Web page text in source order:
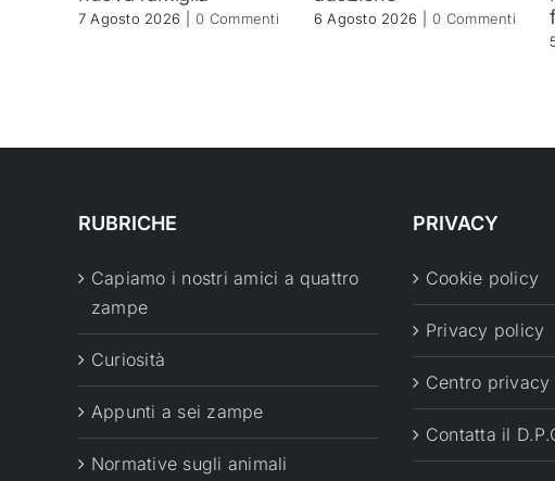
7 Agosto 2026 0 Commenti 6 Agosto 2026 0 Commenti
RUBRICHE
Capiamo i nostri amici a quattro
zampe
Curiosità
Appunti a sei zampe
Normative sugli animali
PRIVACY
Cookie policy
Privacy policy
Centro privacy
Contatta il